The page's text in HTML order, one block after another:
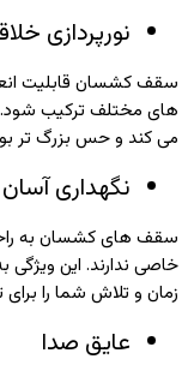
نورپردازی
سقف کشسان قابلیت
های مختلف ترکیب شود.
می‌ کند و حس بزرگ‌ تر
نگهداری آسان
سقف‌ های کشسان به‌
خاصی ندارند. این
زمان و تلاش شما را
عایق صدا